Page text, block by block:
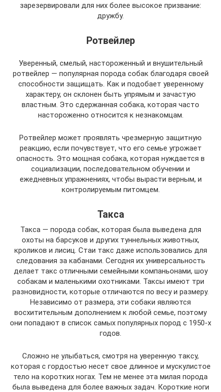
зарезервировали для них более высокое призвание:
дружбу.
Ротвейлер
Уверенный, смелый, настороженный и внушительный
ротвейлер — популярная порода собак благодаря своей
способности защищать. Как и подобает уверенному
характеру, он склонен быть упрямым и зачастую
властным. Это сдержанная собака, которая часто
настороженно относится к незнакомцам.
Ротвейлер может проявлять чрезмерную защитную
реакцию, если почувствует, что его семье угрожает
опасность. Это мощная собака, которая нуждается в
социализации, последовательном обучении и
ежедневных упражнениях, чтобы вырасти верным, и
контролируемым питомцем.
Такса
Такса — порода собак, которая была выведена для
охоты на барсуков и других туннельных животных,
кроликов и лисиц. Стаи такс даже использовались для
следования за кабанами. Сегодня их универсальность
делает такс отличными семейными компаньонами, шоу
собакам и маленькими охотниками. Таксы имеют три
разновидности, которые отличаются по весу и размеру.
Независимо от размера, эти собаки являются
восхитительным дополнением к любой семье, поэтому
они попадают в список самых популярных пород с 1950-х
годов.
Сложно не улыбаться, смотря на уверенную таксу,
которая с гордостью несет свое длинное и мускулистое
тело на коротких ногах. Тем не менее эта милая порода
была выведена для более важных задач. Короткие ноги